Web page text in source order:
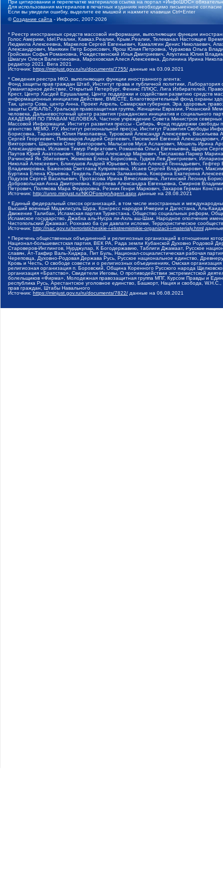
При цитировании и перепечатке материалов ссылка на портал «ИнфоШОС»
Для использования материалов в печатных изданиях необходимо письменное
Если вы увидели ошибку, выделите ее мышкой и нажмите клавиши Ctrl+Enter
©Создание сайта - Инфорос, 2007-2026
* Реестр иностранных средств массовой информации, выполняющих функции
Голос Америки, Idel.Реалии, Кавказ.Реалии, Крым.Реалии, Телеканал Настоящее
Людмила Алексеевна, Маркелов Сергей Евгеньевич, Камалягин Денис Николаевич,
Александрович, Маняхин Петр Борисович, Ярош Юлия Петровна, Чуракова Ольга
Гройсман Софья Романовна, Рождественский Илья Дмитриевич, Апухтина Юлия
Шмагун Олеся Валентиновна, Мароховская Алеся Алексеевна, Долинина Ирина
редактор 2021, Вега 2021
Источник: https://minjust.gov.ru/ru/documents/7755/ данные на 03.09.2021
* Сведения реестра НКО, выполняющих функции иностранного агента:
Фонд защиты прав граждан Штаб, Институт права и публичной политики,
Гуманитарное действие, Открытый Петербург, Феникс ПЛЮС, Лига Избирателей,
Крест, Центр Хасдей Ерушалаим, Центр поддержки и содействия развитию средств
информационных инициатив Действие, ВМЕСТЕ, Благотворительный фонд охраны
Так, центр Сова, центр Анна, Проект Апрель, Самарская губерния, Эра здоровья,
защиты СИБАЛЬТ, Уральская правозащитная группа, Женщины Евразии, Рязанский
человека, Дальневосточный центр развития гражданских инициатив и социального
АКАДЕМИЯ ПО ПРАВАМ ЧЕЛОВЕКА, Частное учреждение Совета Министров северных
Массовой Информации, Институт развития прессы - Сибирь, Фонд поддержки
агентство МЕМО. РУ, Институт региональной прессы, Институт Развития Свободы
Борисовна, Таранова Юлия Николаевна, Туровский Александр Алексеевич,
Сергей Георгиевич, Пивоваров Андрей Сергеевич, Писемский Евгений
Викторович, Шарипков Олег Викторович, Мальсагов Муса Асланович, Мошель Ирина
Александровна, Исламов Тимур Рифгатович, Романова Ольга Евгеньевна, Щаров
Паутов Юрий Анатольевич, Верховский Александр Маркович, Пислакова-Паркер
Рачинский Ян Збигневич, Жемкова Елена Борисовна, Гудков Лев Дмитриевич,
Николай Алексеевич, Блинушов Андрей Юрьевич, Мосин Алексей Геннадьевич,
Владимировна, Баженова Светлана Куприяновна, Исаев Сергей Владимирович,
Буртина Елена Юрьевна, Гендель Людмила Залмановна, Кокорина Екатерина
Подузов Сергей Васильевич, Протасова Ирина Вячеславовна, Литинский Леонид
Добровольская Анна Дмитриевна, Королева Александра Евгеньевна, Смирнов
Петрович, Полякова Мара Федоровна, Резник Генри Маркович, Захаров Герман
Источник: http://unro.minjust.ru/NKOForeignAgent.aspx данные на 28.08.2021
* Единый федеральный список организаций, в том числе иностранных и
Высший военный Маджлисуль Шура, Конгресс народов Ичкерии и Дагестана, Аль-
Движение Талибан, Исламская партия Туркестана, Общество социальных реформ,
Исламское государство, Джабха аль-Нусра ли-Ахль аш-Шам, Народное ополчение
Чистопольский Джамаат, Рохнамо ба суи давлати исломи, Террористическое
Источник: http://nac.gov.ru/terroristicheskie-i-ekstremistskie-organizacii-i-materialy.html
* Перечень общественных объединений и религиозных организаций в отношении
Национал-большевистская партия, ВЕК РА, Рада земли Кубанской Духовно Родовой
Староверов-Инглингов, Нурджулар, К Богодержавию, Таблиги Джамаат, Русское
славян, Ат-Такфир Валь-Хиджра, Пит Буль, Национал-социалистическая рабочая
Череповца, Духовно-Родовая Держава Русь, Русское национальное единство,
Кровь и Честь, О свободе совести и о религиозных объединениях, Омская
религиозная организация п. Боровский, Община Коренного Русского народа
организация «Братство», Свидетели Иеговы, О противодействии экстремистской
болельщиков «Фирма», Молодежная правозащитная группа МПГ, Курсом Правды и
республика Русь, Арестантское уголовное единство, Башкорт, Нация и свобода,
прав граждан, Штабы Навального
Источник: https://minjust.gov.ru/ru/documents/7822/ данные на 06.08.2021